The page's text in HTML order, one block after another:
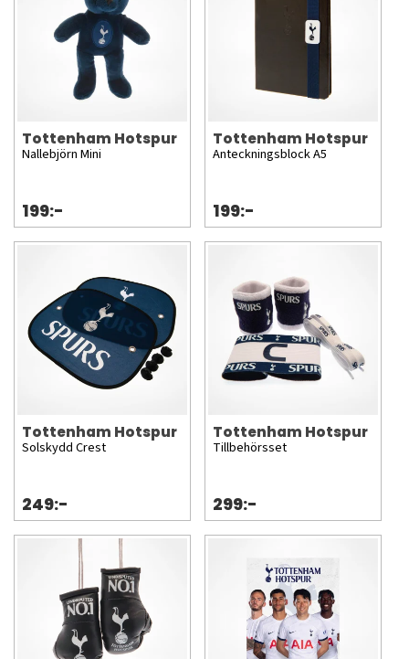
Tottenham Hotspur
Nallebjörn Mini
199:-
Tottenham Hotspur
Anteckningsblock A5
199:-
Tottenham Hotspur
Solskydd Crest
249:-
Tottenham Hotspur
Tillbehörsset
299:-